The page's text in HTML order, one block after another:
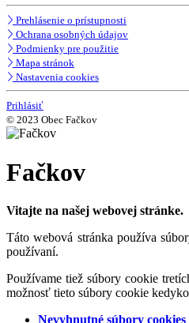
Prehlásenie o prístupnosti
Ochrana osobných údajov
Podmienky pre použitie
Mapa stránok
Nastavenia cookies
Prihlásiť
© 2023 Obec Fačkov
Fačkov
Vitajte na našej webovej stránke.
Táto webová stránka používa
používaní.
Používame tiež súbory cookie
možnosť tieto súbory cookie
Nevyhnutné súbory cookies